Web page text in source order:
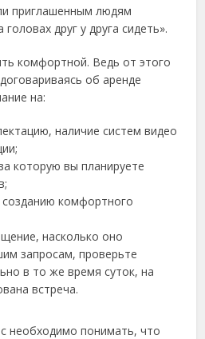
приглашенным людям
друг у друга сидеть».
комфортной. Ведь от этого
об аренде
на:
наличие систем видео
которую вы планируете
комфортного
насколько оно
запросам, проверьте
в то же время суток, на
встреча.
необходимо понимать, что